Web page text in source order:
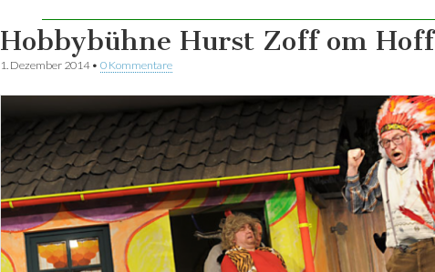
Hobbybühne Hurst Zoff om Hoff
1. Dezember 2014• 0 Kommentare